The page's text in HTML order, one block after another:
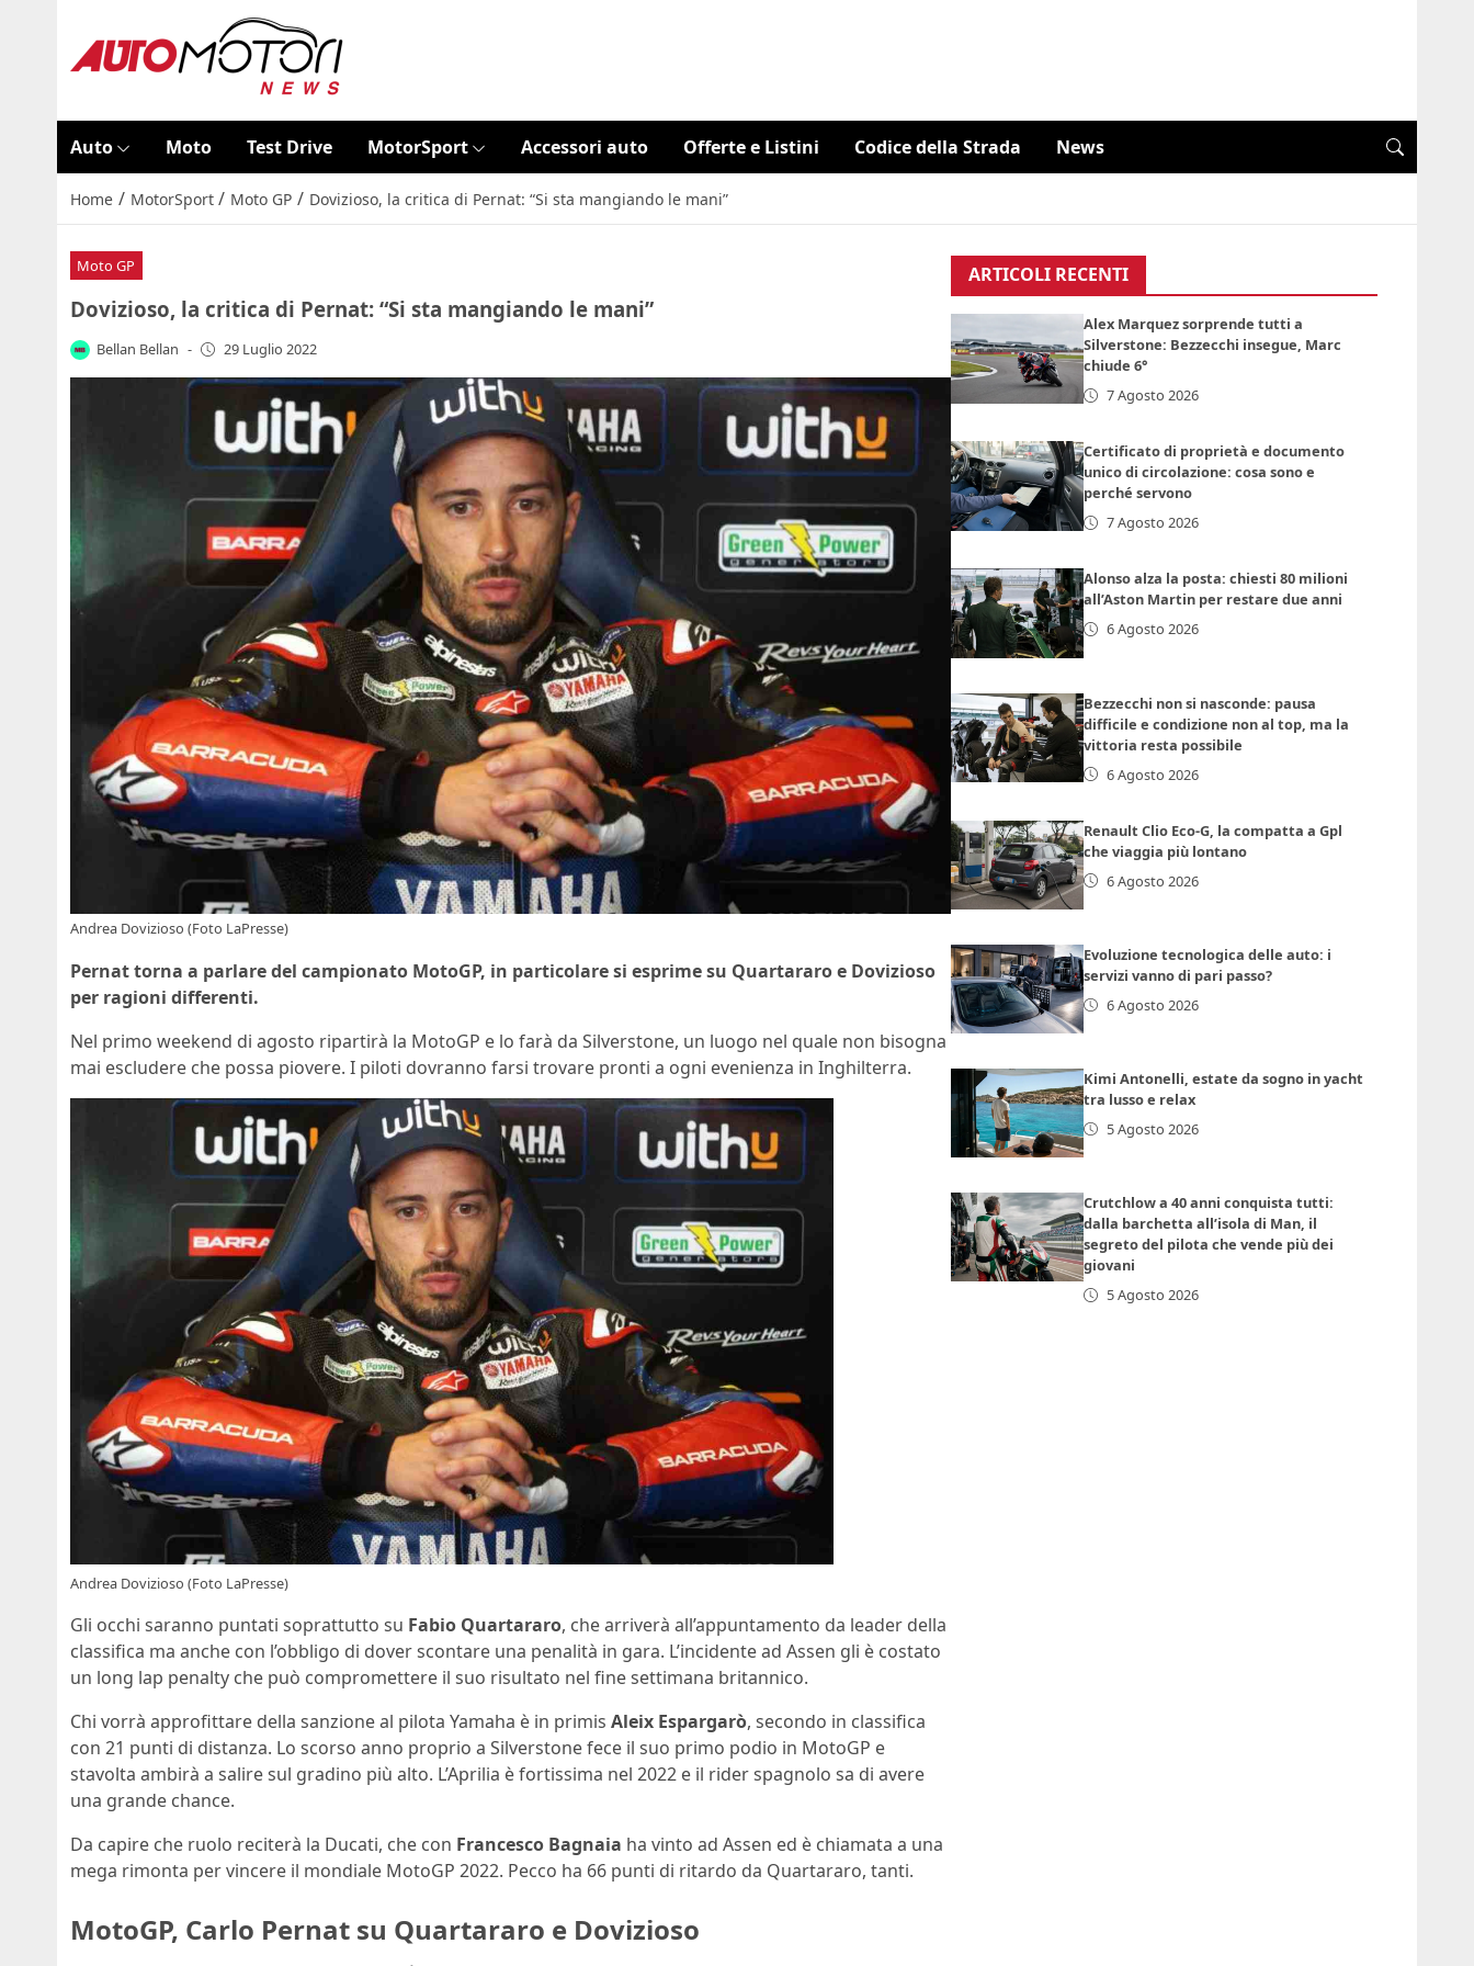
Auto Moto Test Drive MotorSport Accessori auto Offerte e Listini Codice della Strada News
Home / MotorSport / Moto GP / Dovizioso, la critica di Pernat: “Si sta mangiando le mani”
Moto GP
Dovizioso, la critica di Pernat: “Si sta mangiando le mani”
Bellan Bellan - 29 Luglio 2022
Andrea Dovizioso (Foto LaPresse)
Pernat torna a parlare del campionato MotoGP, in particolare si esprime su Quartararo e Dovizioso
per ragioni differenti.
Nel primo weekend di agosto ripartirà la MotoGP e lo farà da Silverstone, un luogo nel quale non bisogna
mai escludere che possa piovere. I piloti dovranno farsi trovare pronti a ogni evenienza in Inghilterra.
Andrea Dovizioso (Foto LaPresse)
Gli occhi saranno puntati soprattutto su Fabio Quartararo, che arriverà all’appuntamento da leader della
classifica ma anche con l’obbligo di dover scontare una penalità in gara. L’incidente ad Assen gli è costato
un long lap penalty che può compromettere il suo risultato nel fine settimana britannico.
Chi vorrà approfittare della sanzione al pilota Yamaha è in primis Aleix Espargarò, secondo in classifica
con 21 punti di distanza. Lo scorso anno proprio a Silverstone fece il suo primo podio in MotoGP e
stavolta ambirà a salire sul gradino più alto. L’Aprilia è fortissima nel 2022 e il rider spagnolo sa di avere
una grande chance.
Da capire che ruolo reciterà la Ducati, che con Francesco Bagnaia ha vinto ad Assen ed è chiamata a una
mega rimonta per vincere il mondiale MotoGP 2022. Pecco ha 66 punti di ritardo da Quartararo, tanti.
MotoGP, Carlo Pernat su Quartararo e Dovizioso
ARTICOLI RECENTI
Alex Marquez sorprende tutti a
Silverstone: Bezzecchi insegue, Marc
chiude 6°
7 Agosto 2026
Certificato di proprietà e documento
unico di circolazione: cosa sono e
perché servono
7 Agosto 2026
Alonso alza la posta: chiesti 80 milioni
all’Aston Martin per restare due anni
6 Agosto 2026
Bezzecchi non si nasconde: pausa
difficile e condizione non al top, ma la
vittoria resta possibile
6 Agosto 2026
Renault Clio Eco-G, la compatta a Gpl
che viaggia più lontano
6 Agosto 2026
Evoluzione tecnologica delle auto: i
servizi vanno di pari passo?
6 Agosto 2026
Kimi Antonelli, estate da sogno in yacht
tra lusso e relax
5 Agosto 2026
Crutchlow a 40 anni conquista tutti:
dalla barchetta all’isola di Man, il
segreto del pilota che vende più dei
giovani
5 Agosto 2026